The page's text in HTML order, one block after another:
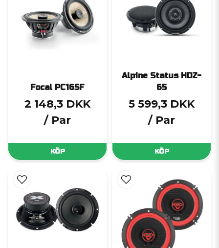
Focal PC165F
2 148,3 DKK
/ Par
KÖP
Alpine Status HDZ-
65
5 599,3 DKK
/ Par
KÖP